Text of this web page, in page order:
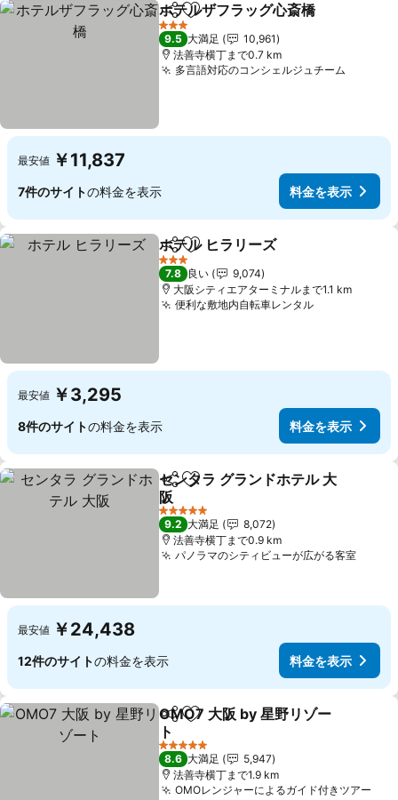
シェアお気に入りに追加
ホテルザフラッグ心斎橋
3 ホテルのランク
9.5 大満足
10,961
法善寺横丁まで0.7 km
多言語対応のコンシェルジュチーム
最安値 ￥11,837
7件のサイトの料金を表示 料金を表示
シェアお気に入りに追加
ホテル ヒラリーズ
3 ホテルのランク
7.8 良い
9,074
大阪シティエアターミナルまで1.1 km
便利な敷地内自転車レンタル料金を表示
最安値 ￥3,295
8件のサイトの料金を表示 料金を表示
シェアお気に入りに追加
センタラ グランドホテル 大
阪
料金を表示
5 ホテルのランク
9.2 大満足
8,072
法善寺横丁まで0.9 km
パノラマのシティビューが広がる客室料金
最安値 ￥24,438
12件のサイトの料金を表示 料金を表示
シェアお気に入りに追加
OMO7 大阪 by 星野リゾー
ト
料金を表示
5 ホテルのランク
8.6 大満足
5,947
法善寺横丁まで1.9 km
OMOレンジャーによるガイド付きツアー